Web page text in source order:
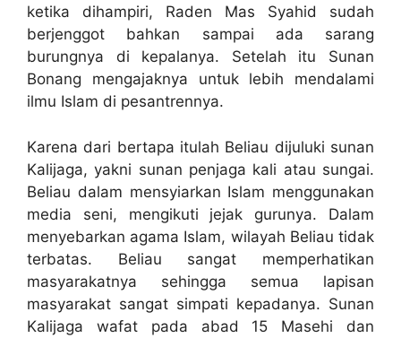
ketika dihampiri, Raden Mas Syahid sudah
berjenggot bahkan sampai ada sarang
burungnya di kepalanya. Setelah itu Sunan
Bonang mengajaknya untuk lebih mendalami
ilmu Islam di pesantrennya.
Karena dari bertapa itulah Beliau dijuluki sunan
Kalijaga, yakni sunan penjaga kali atau sungai.
Beliau dalam mensyiarkan Islam menggunakan
media seni, mengikuti jejak gurunya. Dalam
menyebarkan agama Islam, wilayah Beliau tidak
terbatas. Beliau sangat memperhatikan
masyarakatnya sehingga semua lapisan
masyarakat sangat simpati kepadanya. Sunan
Kalijaga wafat pada abad 15 Masehi dan